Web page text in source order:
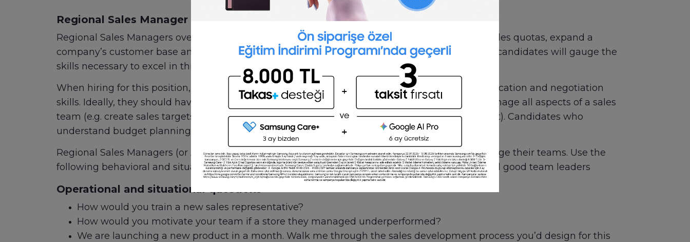
Regional Sales Manager Interview Questions
Regional Sales Managers oversee and grow sales in districts or specific regions. They also set sales quotas, expand a
company’s customer base and track competitors. These interview questions for sales manager candidates will gauge the
skills necessary to excel in this role.
When hiring for this position, as with all sales roles, look for candidates with excellent communication and negotiation
skills. Ideally, they should have previous experience in a senior sales position and be able to manage all aspects of a sales
team (e.g. create sales targets, find new customers, open a new store and launch a new product). Candidates who
understand budget planning and revenue forecasts will stand out during the interview process.
Regional Sales Managers (or Area Managers) will need to travel regularly and/or remotely manage their teams. Use the
following behavioral and situational questions to identify candidates who are both dynamic and good team leaders
Operational and situational questions
How would you train a new sales representative?
How would you motivate your team if a store they managed underperformed?
We are launching a new product in a month. Walk me through the sales development process you’d design for this